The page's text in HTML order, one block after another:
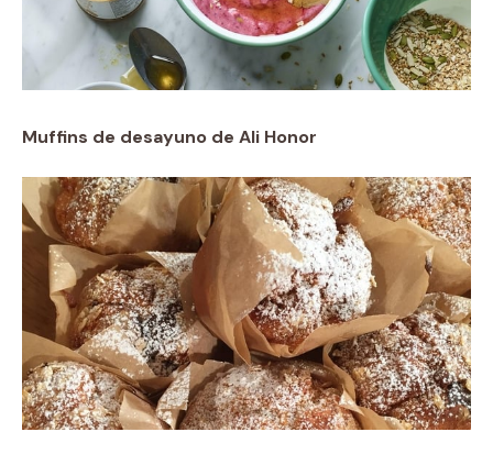
Muffins de desayuno de Ali Honor